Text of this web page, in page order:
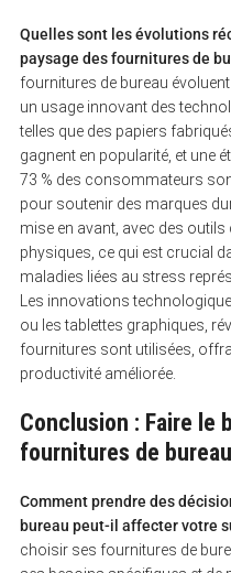
Quelles sont les évolutions
paysage des fournitures de
fournitures de bureau
un usage innovant des
telles que des papiers
gagnent en popularité, et une
73 % des consommateurs
pour soutenir des marques
mise en avant, avec des
physiques, ce qui est crucial
maladies liées au stress
Les innovations
ou les tablettes graphiques,
fournitures sont utilisées,
productivité améliorée.
Conclusion : Faire le
fournitures de bureau
Comment prendre des
bureau peut-il affecter votre
choisir ses fournitures de